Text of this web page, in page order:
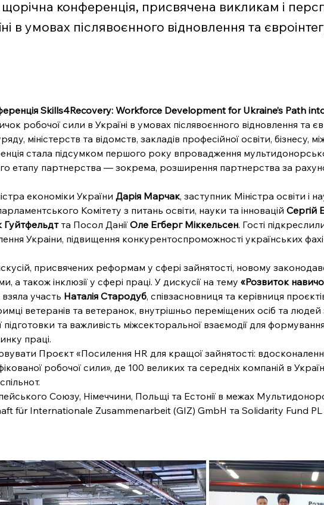
конференція, присвячена викликам і
в умовах післявоєнного відновлення та
Skills4Recovery: Workforce Development for Ukraine’s Path
робочої сили в Україні в умовах післявоєнного відновлення та
міністерств та відомств, закладів професійної освіти, бізнесу,
стала підсумком першого року впровадження
етапу партнерства — зокрема, розширення партнерства за
економіки України Дарія Марчак, заступник Міністра освіти і
Комітету з питань освіти, науки та інновацій Сергій
Гуйтфельдт та Посол Данії Оле Егберг Міккельсен. Гості
Украіни, підвищення конкурентоспроможності українських
присвячених реформам у сфері зайнятості, новому
а також інклюзії у сфері праці. У дискусії на тему «Розвиток
взяла участь Наталія Стародуб, співзасновниця та керівниця
ветеранів та ветеранок, внутрішньо переміщених осіб та людей
та важливість міжсекторальної взаємодії для
праці.
Проєкт «Посилення HR для кращої зайнятості:
робочої сили», де 100 великих та середніх компаній в
Союзу, Німеччини, Польщі та Естонії в межах
für Internationale Zusammenarbeit (GIZ) GmbH та Solidarity Fund PL